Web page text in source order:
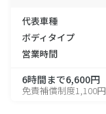
代表車種
ボディタイプ
営業時間
6時間まで6,600円
免責補償制度1,100円